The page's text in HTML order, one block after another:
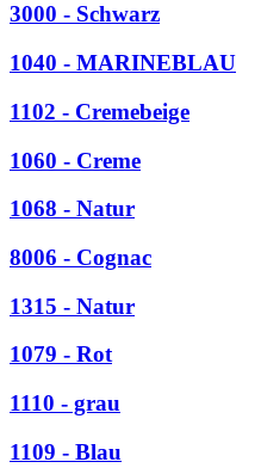
3000 - Schwarz
1040 - MARINEBLAU
1102 - Cremebeige
1060 - Creme
1068 - Natur
8006 - Cognac
1315 - Natur
1079 - Rot
1110 - grau
1109 - Blau